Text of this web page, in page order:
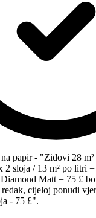
papir - "Zidovi 28
2 sloja / 13 m² po litri
Matt = 75 £
cijeloj ponudi
- 75 £".